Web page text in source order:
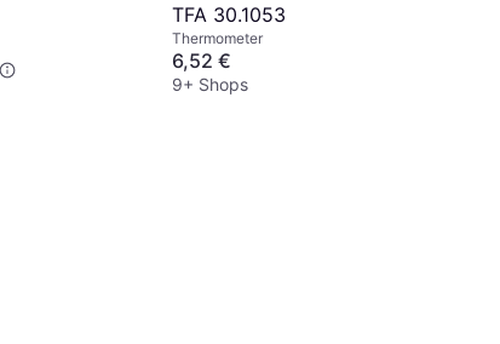
TFA 30.1053
Thermometer
6,52 €
9+ Shops